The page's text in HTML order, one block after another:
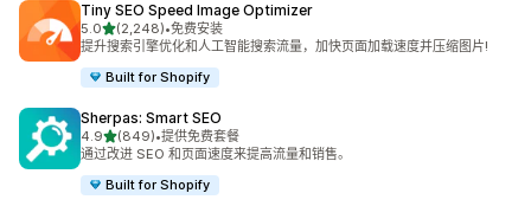
Tiny SEO Speed Image Optimizer
5.0星（满分 5 星）
(2,248)
总共 2248 条评论
•免费安装
提升搜索引擎优化和人工智能搜索流量，加快页面加载速度并压缩图片!
Built for Shopify
Sherpas: Smart SEO
4.9星（满分 5 星）
(849)
总共 849 条评论
•提供免费套餐
通过改进 SEO 和页面速度来提高流量和销售。
Built for Shopify